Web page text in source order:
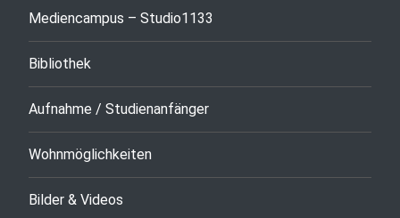
Mediencampus – Studio1133
Bibliothek
Aufnahme / Studienanfänger
Wohnmöglichkeiten
Bilder & Videos